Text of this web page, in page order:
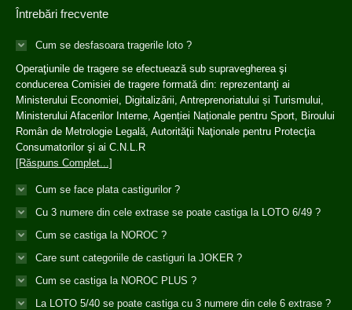
Întrebări frecvente
Cum se desfasoara tragerile loto ?
Operaţiunile de tragere se efectuează sub supravegherea şi
conducerea Comisiei de tragere formată din: reprezentanţi ai
Ministerului Economiei, Digitalizării, Antreprenoriatului și Turismului,
Ministerului Afacerilor Interne, Agenției Naționale pentru Sport, Biroului
Român de Metrologie Legală, Autorităţii Naţionale pentru Protecţia
Consumatorilor şi ai C.N.L.R
[Răspuns Complet...]
Cum se face plata castigurilor ?
Cu 3 numere din cele extrase se poate castiga la LOTO 6/49 ?
Cum se castiga la NOROC ?
Care sunt categoriile de castiguri la JOKER ?
Cum se castiga la NOROC PLUS ?
La LOTO 5/40 se poate castiga cu 3 numere din cele 6 extrase ?